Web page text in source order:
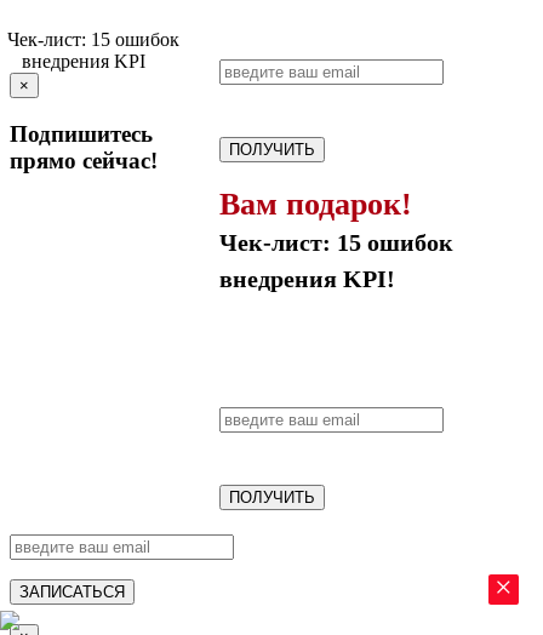
×
ПОЛУЧИТЬ
Вам подарок!
Чек-лист: 15 ошибок
внедрения KPI!
ПОЛУЧИТЬ
×
Подпишитесь
прямо сейчас!
ЗАПИСАТЬСЯ